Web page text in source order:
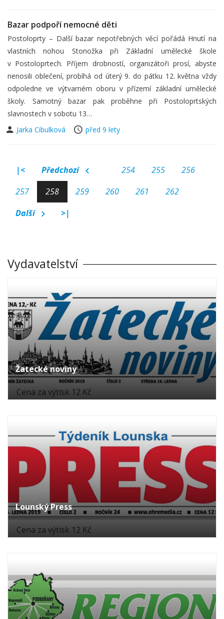
Bazar podpoří nemocné děti
Postoloprty – Další bazar nepotřebných věcí pořádá Hnutí na
vlastních nohou Stonožka při Základní umělecké škole
v Postoloprtech. Příjem drobností, organizátoři prosí, abyste
nenosili oblečení, probíhá od úterý 9. do pátku 12. května vždy
odpoledne ve výtvarném oboru v přízemí základní umělecké
školy. Samotný bazar pak proběhne při Postoloprtských
slavnostech v sobotu 13…
Jarka Cibulková
před 9 lety
|< Předchozí 254 255
256
257
258 259 260 261
262
Další
>|
Vydavatelství
Žatecké noviny
Cena za výtisk 12 Kč
Lounský Press
Cena za výtisk 12 Kč